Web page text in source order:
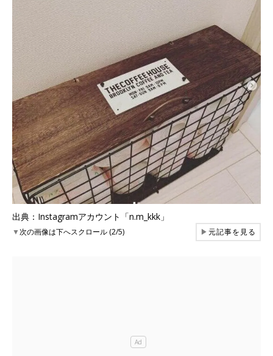
出典：Instagramアカウント「n.m_kkk」
▼次の画像は下へスクロール (2/5) ▶元記事を見る